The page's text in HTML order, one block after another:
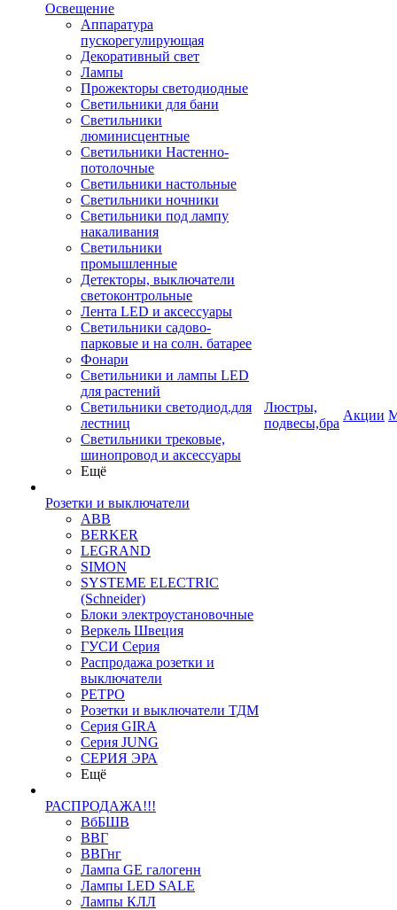
Освещение
Аппаратура
пускорегулирующая
Декоративный свет
Лампы
Прожекторы светодиодные
Светильники для бани
Светильники
люминисцентные
Светильники Настенно-
потолочные
Светильники настольные
Светильники ночники
Светильники под лампу
накаливания
Светильники
промышленные
Детекторы, выключатели
светоконтрольные
Лента LED и аксессуары
Светильники садово-
парковые и на солн. батарее
Фонари
Светильники и лампы LED
для растений
Светильники светодиод.для
лестниц
Светильники трековые,
шинопровод и аксессуары
Ещё
Розетки и выключатели
ABB
BERKER
LEGRAND
SIMON
SYSTEME ELECTRIC
(Schneider)
Блоки электроустановочные
Веркель Швеция
ГУСИ Серия
Распродажа розетки и
выключатели
РЕТРО
Розетки и выключатели ТДМ
Серия GIRA
Серия JUNG
СЕРИЯ ЭРА
Ещё
РАСПРОДАЖА!!!
ВбБШВ
ВВГ
ВВГнг
Лампа GE галогенн
Лампы LED SALE
Лампы КЛЛ
Люстры,
подвесы,бра
Акции